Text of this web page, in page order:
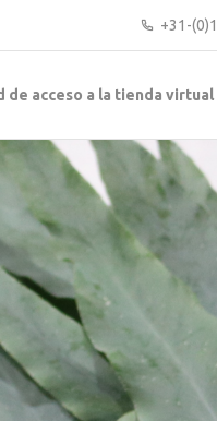
+31-
de acceso a la tienda virtual